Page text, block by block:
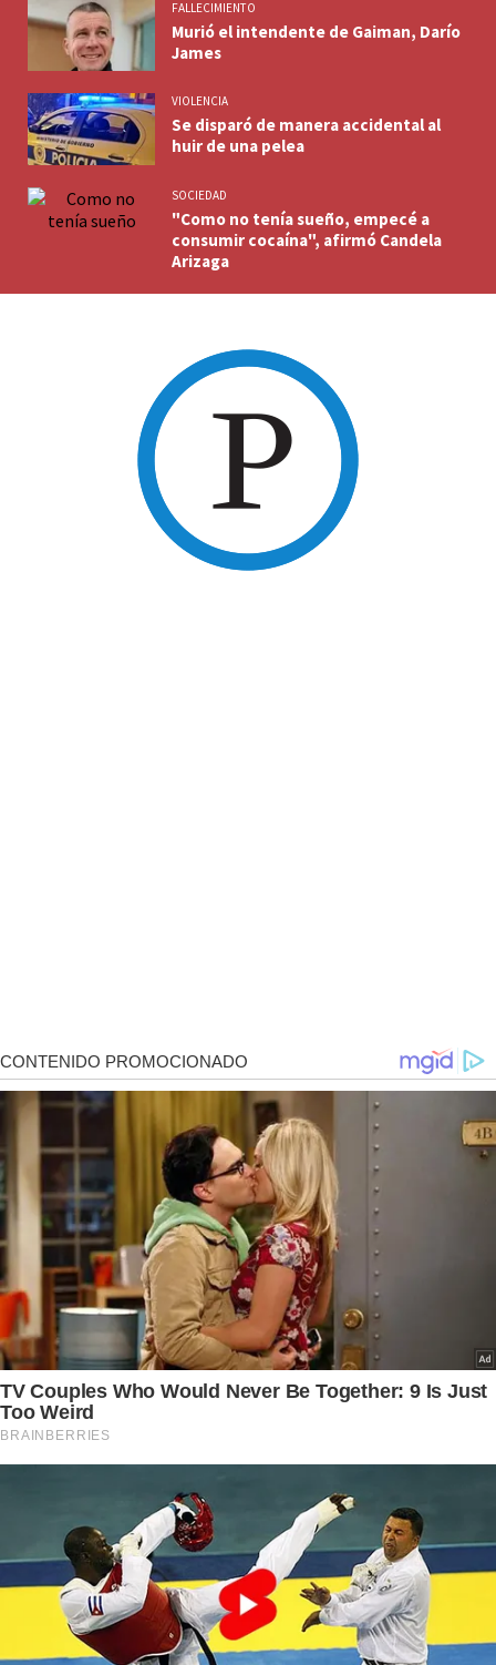
FALLECIMIENTO
Murió el intendente de Gaiman, Darío
James
VIOLENCIA
Se disparó de manera accidental al
huir de una pelea
SOCIEDAD
"Como no tenía sueño, empecé a
consumir cocaína", afirmó Candela
Arizaga